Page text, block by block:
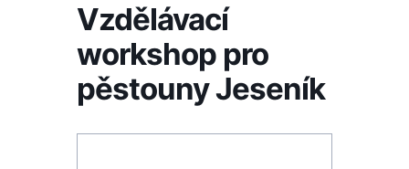
Vzdělávací
workshop pro
pěstouny Jeseník